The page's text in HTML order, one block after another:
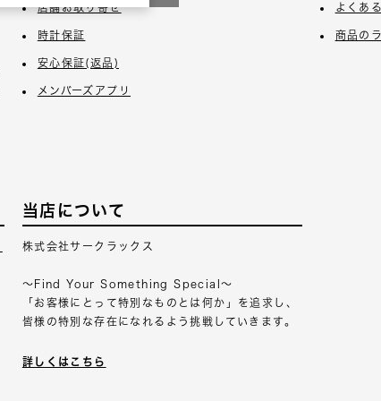
店舗お取り寄せ
時計保証
安心保証(返品)
メンバーズアプリ
よくあ
商品の
当店について
株式会社サークラックス
～Find Your Something Special～
「お客様にとって特別なものとは何か」を追求し、
皆様の特別な存在になれるよう挑戦していきます。
詳しくはこちら